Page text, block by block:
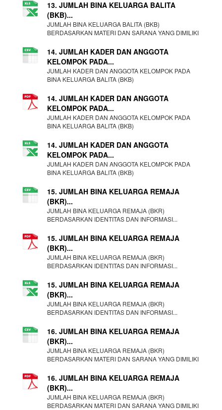
13. JUMLAH BINA KELUARGA BALITA
(BKB)...
JUMLAH BINA KELUARGA BALITA (BKB)
BERDASARKAN MATERI DAN SARANA YANG DIMILIKI
14. JUMLAH KADER DAN ANGGOTA
KELOMPOK PADA...
JUMLAH KADER DAN ANGGOTA KELOMPOK PADA
BINA KELUARGA BALITA (BKB)
14. JUMLAH KADER DAN ANGGOTA
KELOMPOK PADA...
JUMLAH KADER DAN ANGGOTA KELOMPOK PADA
BINA KELUARGA BALITA (BKB)
14. JUMLAH KADER DAN ANGGOTA
KELOMPOK PADA...
JUMLAH KADER DAN ANGGOTA KELOMPOK PADA
BINA KELUARGA BALITA (BKB)
15. JUMLAH BINA KELUARGA REMAJA
(BKR)...
JUMLAH BINA KELUARGA REMAJA (BKR)
BERDASARKAN IDENTITAS DAN INFORMASI...
15. JUMLAH BINA KELUARGA REMAJA
(BKR)...
JUMLAH BINA KELUARGA REMAJA (BKR)
BERDASARKAN IDENTITAS DAN INFORMASI...
15. JUMLAH BINA KELUARGA REMAJA
(BKR)...
JUMLAH BINA KELUARGA REMAJA (BKR)
BERDASARKAN IDENTITAS DAN INFORMASI...
16. JUMLAH BINA KELUARGA REMAJA
(BKR)...
JUMLAH BINA KELUARGA REMAJA (BKR)
BERDASARKAN MATERI DAN SARANA YANG DIMILIKI
16. JUMLAH BINA KELUARGA REMAJA
(BKR)...
JUMLAH BINA KELUARGA REMAJA (BKR)
BERDASARKAN MATERI DAN SARANA YANG DIMILIKI